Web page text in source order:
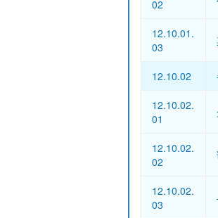
02
12.10.01.
03
12.10.02
12.10.02.
01
12.10.02.
02
12.10.02.
03